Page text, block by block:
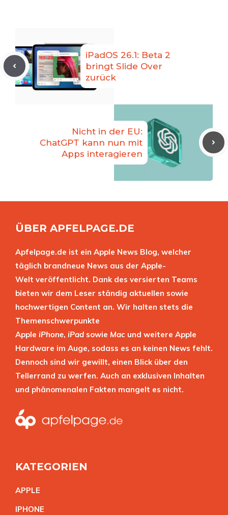
iPadOS 26.1: Beta 2
bringt Slide Over
zurück
Nicht in der EU:
ChatGPT kann nun mit
Apps interagieren
ÜBER APFELPAGE.DE
Apfelpage.de ist ein Apple News Blog, welcher
täglich brandneue News aus der Apple-
Welt veröffentlicht. Dank des versierten Teams
bieten wir dem Leser ständig aktuellen sowie
hochwertigen Content an. Wir halten stets die
Themenschwerpunkte
Apple iPhone, iPad sowie Mac und weitere Apple
Hardware im Auge, sodass es an keinen News fehlt.
Dennoch sind wir gewillt, einen Blick über den
Tellerrand zu werfen. Auch an exklusiven Inhalten
und phänomenalen Fakten mangelt es nicht.
KATEGORIEN
APPLE
IPHONE